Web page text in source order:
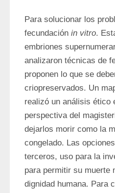
Para solucionar los
fecundación in vitro.
embriones
analizaron técnicas de
proponen lo que se
criopreservados. Un
realizó un análisis ético
perspectiva del
dejarlos morir como la
congelado. Las
terceros, uso para la
para permitir su muerte
dignidad humana. Para